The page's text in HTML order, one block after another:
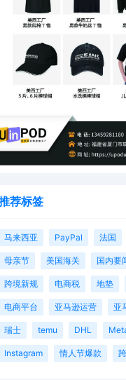
荐标签
马来西亚 PayPal 法国
母亲节 美国海关 国内要
跨境新规 电商税 地垫
电商平台 亚马逊运营 亚
瑞士 temu DHL
Instagram 情人节爆款